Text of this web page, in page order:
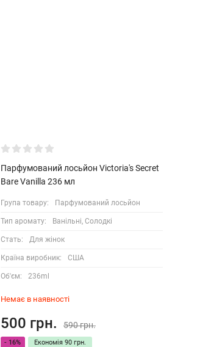
Парфумований лосьйон Victoria's Secret
Bare Vanilla 236 мл
Група товару: Парфумований лосьйон
Тип аромату: Ванільні, Солодкі
Стать: Для жінок
Країна виробник: США
Об'єм: 236ml
Немає в наявності
500 грн. 590 грн.
- 16% Економія 90 грн.